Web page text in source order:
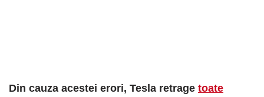
Din cauza acestei erori, Tesla retrage toate